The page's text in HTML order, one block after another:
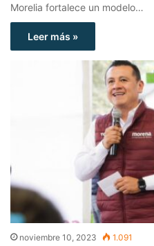
Morelia fortalece un modelo…
Leer más »
noviembre 10, 2023 1.091